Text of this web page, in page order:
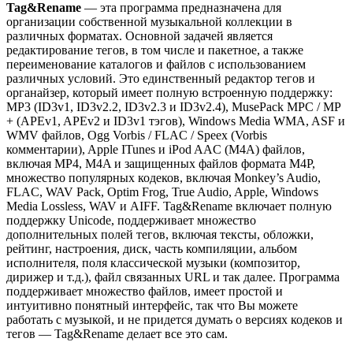
Tag&Rename — эта программа предназначена для
организации собственной музыкальной коллекции в
различных форматах. Основной задачей является
редактирование тегов, в том числе и пакетное, а также
переименование каталогов и файлов с использованием
различных условий. Это единственный редактор тегов и
органайзер, который имеет полную встроенную поддержку:
MP3 (ID3v1, ID3v2.2, ID3v2.3 и ID3v2.4), MusePack MPC / MP
+ (APEv1, APEv2 и ID3v1 тэгов), Windows Media WMA, ASF и
WMV файлов, Ogg Vorbis / FLAC / Speex (Vorbis
комментарии), Apple ITunes и iPod AAC (M4A) файлов,
включая MP4, M4A и защищенных файлов формата M4P,
множество популярных кодеков, включая Monkey’s Audio,
FLAC, WAV Pack, Optim Frog, True Audio, Apple, Windows
Media Lossless, WAV и AIFF. Tag&Rename включает полную
поддержку Unicode, поддерживает множество
дополнительных полей тегов, включая тексты, обложки,
рейтинг, настроения, диск, часть компиляции, альбом
исполнителя, поля классической музыки (композитор,
дирижер и т.д.), файл связанных URL и так далее. Программа
поддерживает множество файлов, имеет простой и
интуитивно понятный интерфейс, так что Вы можете
работать с музыкой, и не придется думать о версиях кодеков и
тегов — Tag&Rename делает все это сам.